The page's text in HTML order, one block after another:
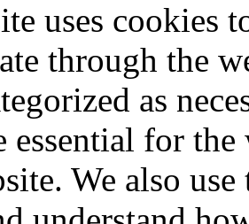
uses cookies
through the
as
essential for
We also